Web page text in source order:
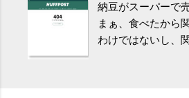
波大「減量しなく
ス - アピタル（医
全く考えていなか
少しづつ復興して
嬉しいです。 あと
ですが、節税にな
納豆がスーパーで
まぁ、食べたから
わけではないし、
ど。。 「関節の